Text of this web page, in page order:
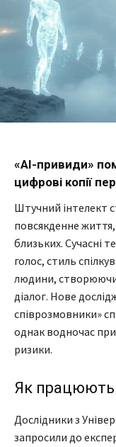
«AI-привиди»
цифрові копії
Штучний інтелект
повсякденне
близьких. Сучасні
голос, стиль
людини, створюючи
діалог. Нове
співрозмовники»
однак водночас
ризики.
Як працюють
Дослідники з
запросили до